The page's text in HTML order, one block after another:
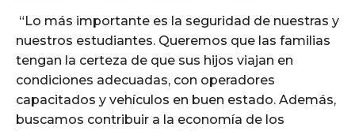
“Lo más importante es la seguridad de nuestras y
nuestros estudiantes. Queremos que las familias
tengan la certeza de que sus hijos viajan en
condiciones adecuadas, con operadores
capacitados y vehículos en buen estado. Además,
buscamos contribuir a la economía de los